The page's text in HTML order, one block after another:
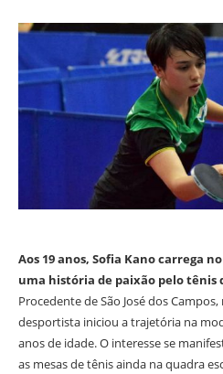
Aos 19 anos, Sofia Kano carrega
uma história de paixão pelo tênis
Procedente de São José dos
desportista iniciou a trajetória na
anos de idade. O interesse se
as mesas de tênis ainda na quadra